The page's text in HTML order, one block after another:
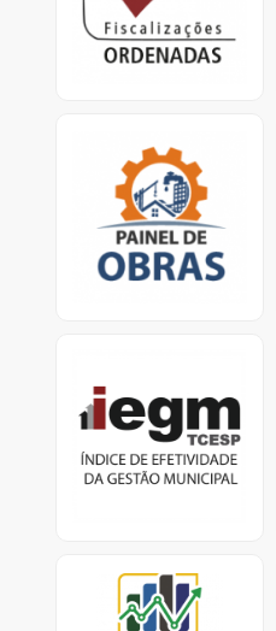
de resultados e
providências cabíveis.
Mapa virtual que
permite que o cidadão
verifique obras em
atraso e/ou paralisadas.
Índice de Efetividade da
Gestão Municipal -
Dados e Relatórios
Radar nacional dos
investimentos dos RPPS